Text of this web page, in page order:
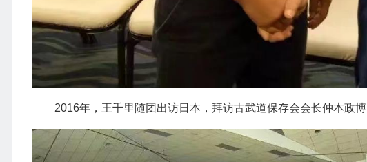
2016年，王千里随团出访日本，拜访古武道保存会会长仲本政博